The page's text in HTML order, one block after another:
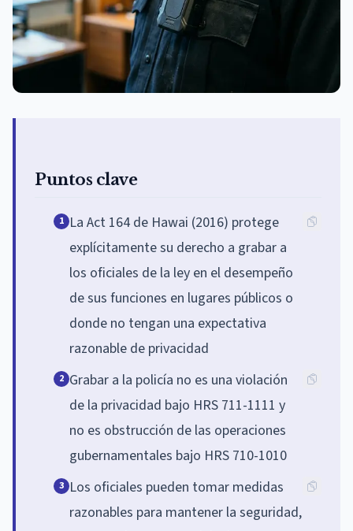
Puntos clave
1 La Act 164 de Hawai (2016) protege
explícitamente su derecho a grabar a
los oficiales de la ley en el desempeño
de sus funciones en lugares públicos o
donde no tengan una expectativa
razonable de privacidad
2 Grabar a la policía no es una violación
de la privacidad bajo HRS 711-1111 y
no es obstrucción de las operaciones
gubernamentales bajo HRS 710-1010
3 Los oficiales pueden tomar medidas
razonables para mantener la seguridad,